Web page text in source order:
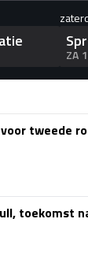
ZA
tweede
toekomst